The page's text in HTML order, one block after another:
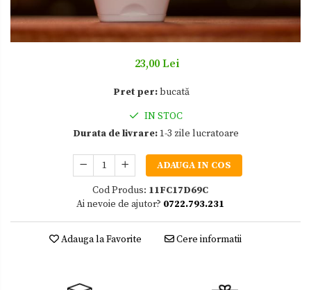
23,00 Lei
Pret per:bucată
IN STOC
Durata de livrare:1-3 zile lucratoare
ADAUGA IN COS
Cod Produs: 11FC17D69C
Ai nevoie de ajutor? 0722.793.231
Adauga la Favorite Cere informatii